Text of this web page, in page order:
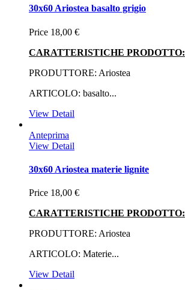
30x60 Ariostea basalto grigio
Price 18,00 €
CARATTERISTICHE PRODOTTO:
PRODUTTORE: Ariostea
ARTICOLO: basalto...
View Detail
Anteprima
View Detail
30x60 Ariostea materie lignite
Price 18,00 €
CARATTERISTICHE PRODOTTO:
PRODUTTORE: Ariostea
ARTICOLO: Materie...
View Detail